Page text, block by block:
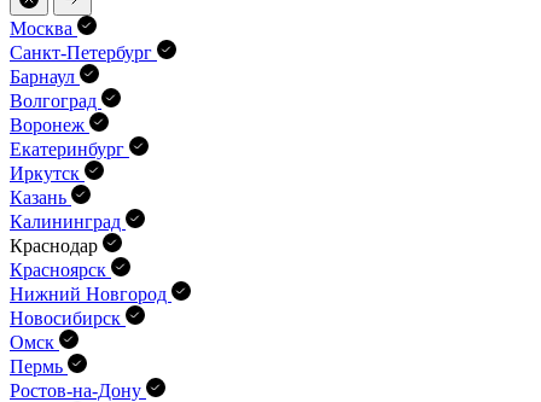
Москва
Санкт-Петербург
Барнаул
Волгоград
Воронеж
Екатеринбург
Иркутск
Казань
Калининград
Краснодар
Красноярск
Нижний Новгород
Новосибирск
Омск
Пермь
Ростов-на-Дону